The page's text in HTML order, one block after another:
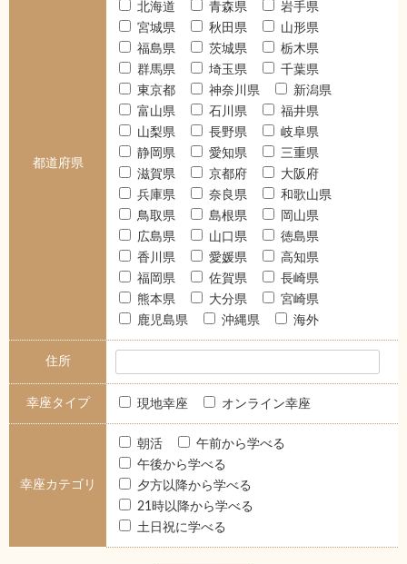
都道府県
北海道 青森県
岩手県
宮城県
秋田県
山形県
福島県
茨城県
栃木県
群馬県
埼玉県
千葉県
東京都
神奈川県
新潟県
富山県
石川県
福井県
山梨県
長野県
岐阜県
静岡県
愛知県
三重県
滋賀県
京都府
大阪府
兵庫県
奈良県
和歌山県
鳥取県
島根県
岡山県
広島県
山口県
徳島県
香川県
愛媛県
高知県
福岡県
佐賀県
長崎県
熊本県
大分県
宮崎県
鹿児島県
沖縄県 海外
住所
幸座タイプ 現地幸座 オンライン幸座
幸座カテゴリ
朝活
午前から学べる
午後から学べる
夕方以降から学べる
21時以降から学べる
土日祝に学べる